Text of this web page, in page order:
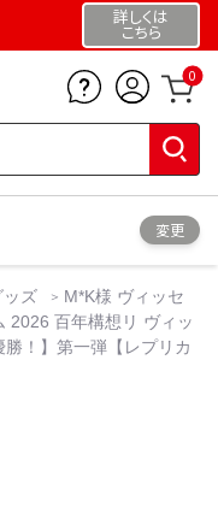
詳しくは
こちら
0
変更
ッズ
M*K様 ヴィッセ
2026 百年構想リ ヴィッ
！】第一弾【レプリカ